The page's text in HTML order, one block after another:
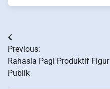
Post
navigation
Previous:
Rahasia Pagi Produktif Figur
Publik